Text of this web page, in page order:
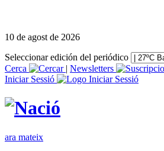
10 de agost de 2026
Seleccionar edición del periódico
Cerca
| Newsletters
Iniciar Sessió
ara mateix